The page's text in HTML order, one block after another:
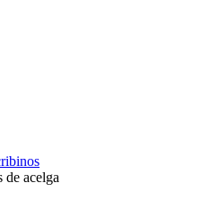
de acelga